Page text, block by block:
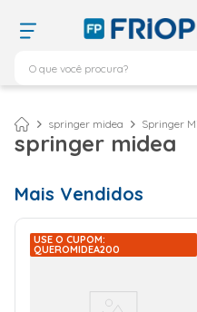
springer midea Springer
springer midea
Mais Vendidos
USE O CUPOM:
QUEROMIDEA200
2 º ar condicionado 9000
4º ar condicionado 18000
5º geladeira
daikin